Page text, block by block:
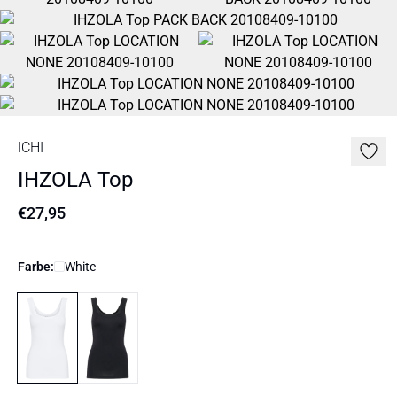
ICHI
IHZOLA Top
€27,95
Farbe: White